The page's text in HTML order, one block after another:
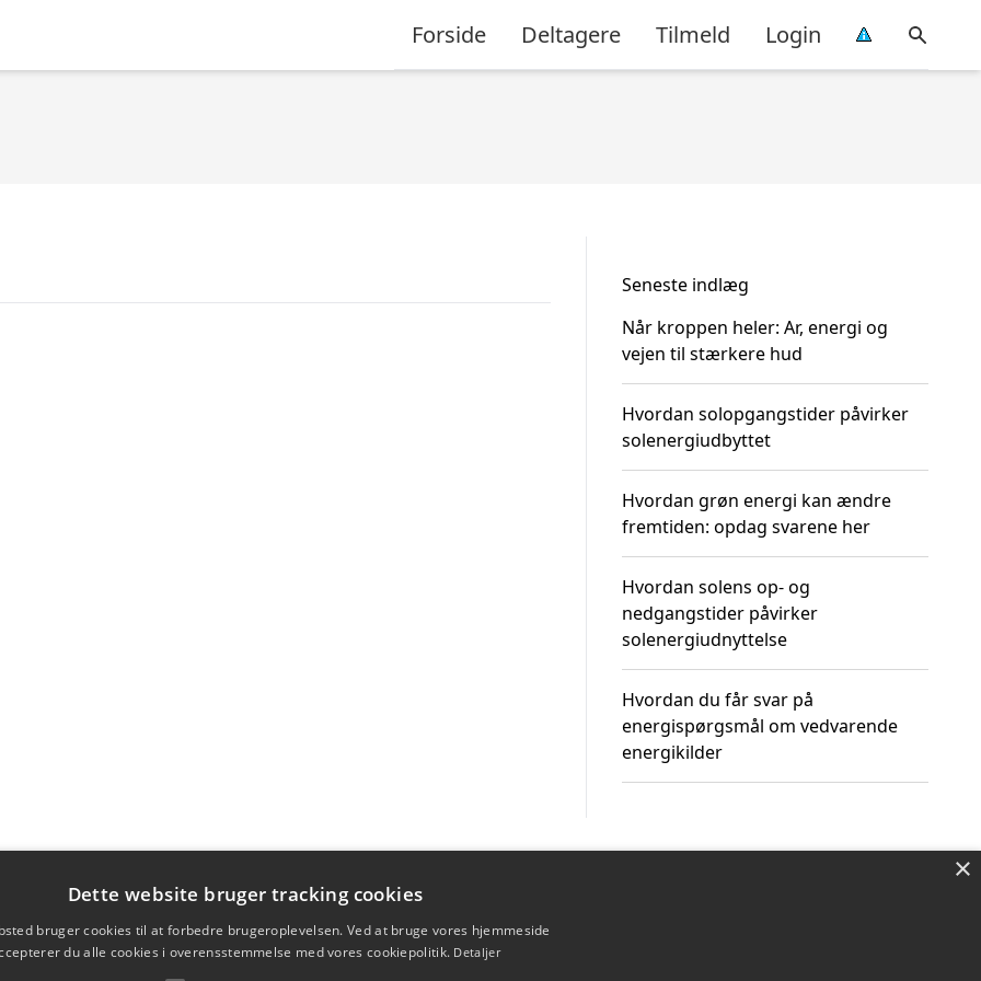
Forside Deltagere Tilmeld Login
Seneste indlæg
Når kroppen heler: Ar, energi og
vejen til stærkere hud
Hvordan solopgangstider påvirker
solenergiudbyttet
Hvordan grøn energi kan ændre
fremtiden: opdag svarene her
Hvordan solens op- og
nedgangstider påvirker
solenergiudnyttelse
Hvordan du får svar på
energispørgsmål om vedvarende
energikilder
×
Dette website bruger tracking cookies
bruger cookies til at forbedre brugeroplevelsen. Ved at bruge vores hjemmeside
du alle cookies i overensstemmelse med vores cookiepolitik. Detaljer